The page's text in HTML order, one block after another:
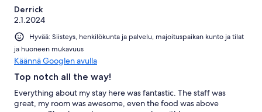
Derrick
2.1.2024
Hyvää: Siisteys, henkilökunta ja palvelu, majoituspaikan kunto ja tilat
ja huoneen mukavuus
Käännä Googlen avulla
Top notch all the way!
Everything about my stay here was fantastic. The staff was
great, my room was awesome, even the food was above